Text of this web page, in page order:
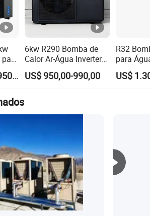
de
US$ 1.100,00-1.950,00
6kw R290 Bomba de
Calor Ar-Água Inverter
DC com Controle WiFi
US$ 950,00-990,00
R32
para
Inversor
WiFi